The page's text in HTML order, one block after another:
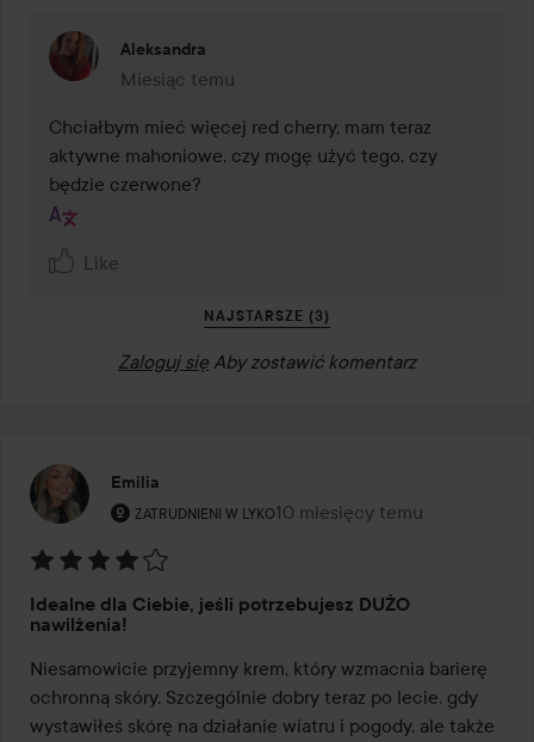
Aleksandra
Miesiąc temu
Komentarz został dodany Miesiąc temu
Chciałbym mieć więcej red cherry, mam teraz
aktywne mahoniowe, czy mogę użyć tego, czy
będzie czerwone?
Like
NAJSTARSZE (3)
Zaloguj się Aby zostawić komentarz
Emilia
ZATRUDNIENI W LYKO
Rola użytkownika: Zatrudnieni w Lyko.
10 miesięcy temu
Post został utworzony 10
4
5
Idealne dla Ciebie, jeśli potrzebujesz DUŻO
nawilżenia!
Niesamowicie przyjemny krem, który wzmacnia barierę
ochronną skóry. Szczególnie dobry teraz po lecie, gdy
wystawiłeś skórę na działanie wiatru i pogody, ale także